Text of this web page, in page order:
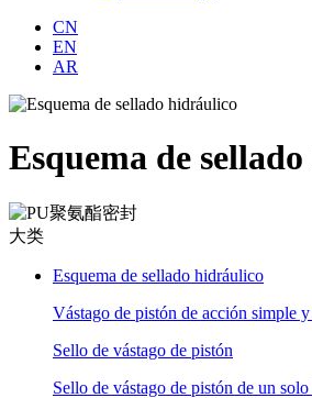
CN
EN
AR
Esquema de
Esquema de sellado hidráulico
Vástago de pistón de acción simple
Sello de vástago de pistón
Sello de vástago de pistón de un